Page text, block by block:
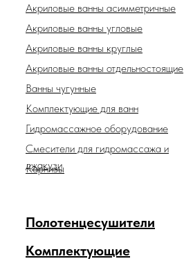
Комплектующие
Акриловые ванны отдельностоящие
Акриловые ванны асимметричные
Акриловые ванны угловые
Акриловые ванны круглые
Ванны чугунные
Комплектующие для ванн
Гидромассажное оборудование
Смесители для гидромассажа и
джакузи
Карнизы
Полотенцесушители